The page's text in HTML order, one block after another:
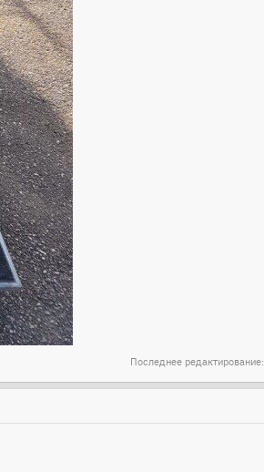
Последнее редактирование: